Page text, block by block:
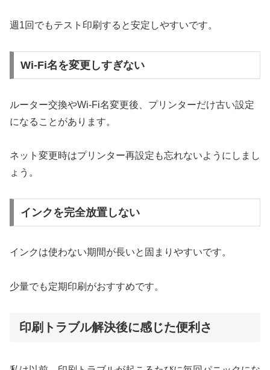
週1回でもテスト印刷すると安定しやすいです。
Wi-Fi名を変更しすぎない
ルーター交換やWi-Fi名変更後、プリンターだけ古い設定
になることがあります。
ネット変更時はプリンター再設定も忘れないようにしまし
ょう。
インクを完全放置しない
インクは使わない期間が長いと固まりやすいです。
少量でも定期印刷がおすすめです。
印刷トラブル解決後に感じた便利さ